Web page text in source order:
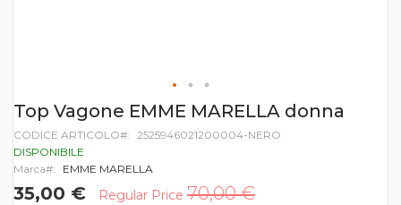
Vai
all'inizio
della
galleria
di
Top Vagone EMME MARELLA donna
CODICE ARTICOLO
2525946021200004-NERO
DISPONIBILE
Marca
EMME MARELLA
35,00 € Regular Price 70,00 €